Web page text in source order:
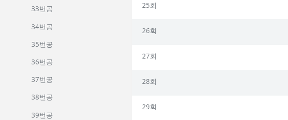
33번공
34번공
35번공
36번공
37번공
38번공
39번공
25회
26회
27회
28회
29회